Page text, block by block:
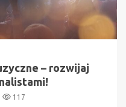
– rozwijaj
117